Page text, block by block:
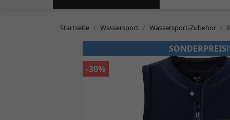
Startseite Wassersport Wassersport-Zubehör
SONDERPREIS!
-30%